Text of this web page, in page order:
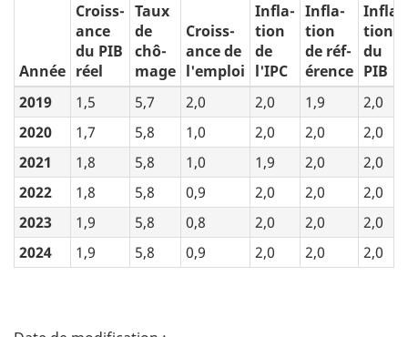
Année
Croiss-
ance
du PIB
réel
Taux
de
chô-
mage
Croiss-
ance de
l'emploi
Infla-
tion
de
l'IPC
Infla-
tion
de réf-
érence
Infla-
tion
du
PIB
2019
1,5 5,7 2,0 2,0 1,9
2,0
2020
1,7 5,8 1,0 2,0 2,0
2,0
2021
1,8 5,8 1,0 1,9 2,0
2,0
2022
1,8 5,8 0,9 2,0 2,0
2,0
2023
1,9 5,8 0,8 2,0 2,0
2,0
2024
1,9 5,8 0,9 2,0 2,0 2,0